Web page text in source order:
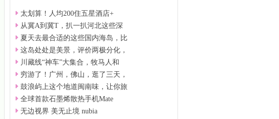
太划算！人均200住五星酒店+
从冀A到冀T，扒一扒河北这些深
夏天去最合适的这些国内海岛，比
这岛处处是美景，评价两极分化，
川藏线“神车”大集合，牧马人和
穷游了！广州，佛山，逛了三天，
鼓浪屿上这个地道闽南味，让你旅
全球首款石墨烯散热手机Mate
无边视界 美无止境 nubia